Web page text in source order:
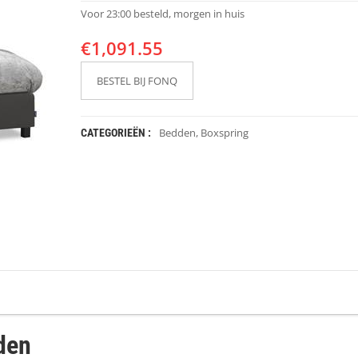
Voor 23:00 besteld, morgen in huis
€1,091.55
BESTEL BIJ FONQ
CATEGORIEËN : Bedden, Boxspring